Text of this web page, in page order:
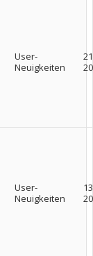
User-
Neuigkeiten
User-
Neuigkeiten